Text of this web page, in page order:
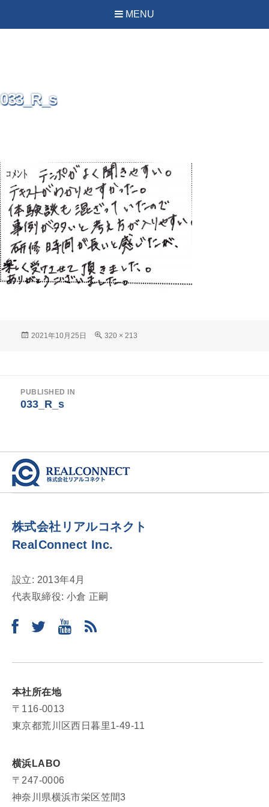
MENU
033_R_s
Posted
2021年10月25日
Full
320 × 213
ゲ
ー
シ
ン
PUBLISHED IN
033_R_s
株式会社リアルコネクト
RealConnect Inc.
設立: 2013年4月
代表取締役: 小倉 正嗣
本社所在地
〒116-0013
東京都荒川区西日暮里1-49-11
横浜LABO
〒247-0006
神奈川県横浜市栄区笠間3